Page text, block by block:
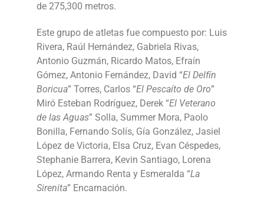
de 275,300 metros.
Este grupo de atletas fue compuesto por: Luis
Rivera, Raúl Hernández, Gabriela Rivas,
Antonio Guzmán, Ricardo Matos, Efraín
Gómez, Antonio Fernández, David “El Delfín
Boricua” Torres, Carlos “El Pescaíto de Oro”
Miró Esteban Rodríguez, Derek “El Veterano
de las Aguas” Solla, Summer Mora, Paolo
Bonilla, Fernando Solís, Gía González, Jasiel
López de Victoria, Elsa Cruz, Evan Céspedes,
Stephanie Barrera, Kevin Santiago, Lorena
López, Armando Renta y Esmeralda “La
Sirenita” Encarnación.